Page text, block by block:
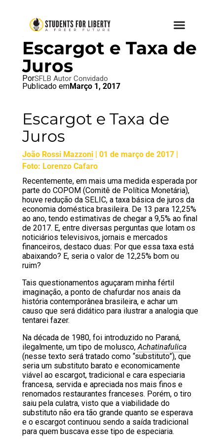
BRAZIL BLOG SFL BLOG
Escargot e Taxa de
Juros
PorSFLB Autor Convidado
Publicado emMarço 1, 2017
Escargot e Taxa de
Juros
João Rossi Mazzoni| 01 de março de 2017 |
Foto: Lorenzo Cafaro
Recentemente, em mais uma medida esperada por
parte do COPOM (Comitê de Política Monetária),
houve redução da SELIC, a taxa básica de juros da
economia doméstica brasileira. De 13 para 12,25%
ao ano, tendo estimativas de chegar a 9,5% ao final
de 2017. E, entre diversas perguntas que lotam os
noticiários televisivos, jornais e mercados
financeiros, destaco duas: Por que essa taxa está
abaixando? E, seria o valor de 12,25% bom ou
ruim?
Tais questionamentos aguçaram minha fértil
imaginação, a ponto de chafurdar nos anais da
história contemporânea brasileira, e achar um
causo que será didático para ilustrar a analogia que
tentarei fazer.
Na década de 1980, foi introduzido no Paraná,
ilegalmente, um tipo de molusco,Achatinafulica
(nesse texto será tratado como “substituto”), que
seria um substituto barato e economicamente
viável ao escargot, tradicional e cara especiaria
francesa, servida e apreciada nos mais finos e
renomados restaurantes franceses. Porém, o tiro
saiu pela culatra, visto que a viabilidade do
substituto não era tão grande quanto se esperava
e o escargot continuou sendo a saída tradicional
para quem buscava esse tipo de especiaria.